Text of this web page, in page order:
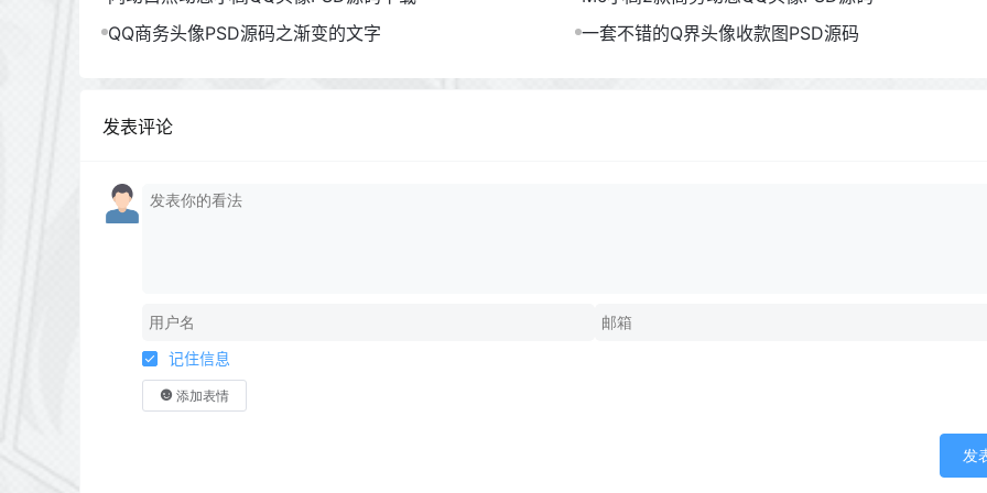
QQ商务头像PSD源码之渐变的文字
一套不错的Q界头像收款图PSD源码
发表评论
记住信息
添加表情
发